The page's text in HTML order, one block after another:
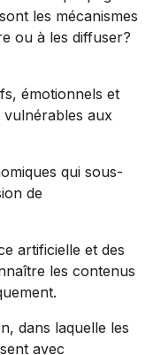
les mécanismes
ou à les diffuser?
émotionnels et
vulnérables aux
qui sous-
de
artificielle et des
les contenus
dans laquelle les
avec